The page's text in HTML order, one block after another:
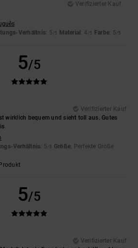
Verifizierter Kauf
Verhältnis: 5/5 Material : 4/5 Farbe: 5/5
5/5
Verifizierter Kauf
wirklich bequem und sieht toll aus. Gutes
Verhältnis: 5/5 Größe: Perfekte Größe
5/5
Verifizierter Kauf